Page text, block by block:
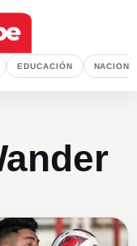
EDUCACIÓN